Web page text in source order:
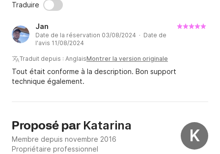
Traduire
Jan
Date de la réservation 03/08/2024 · Date de
l'avis 11/08/2024
Traduit depuis : AnglaisMontrer la version originale
Tout était conforme à la description. Bon support
technique également.
K
Proposé par Katarina
Membre depuis novembre 2016
Propriétaire professionnel